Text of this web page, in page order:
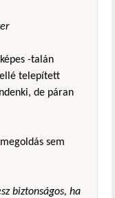
-talán
telepített
de páran
sem
biztonságos, ha